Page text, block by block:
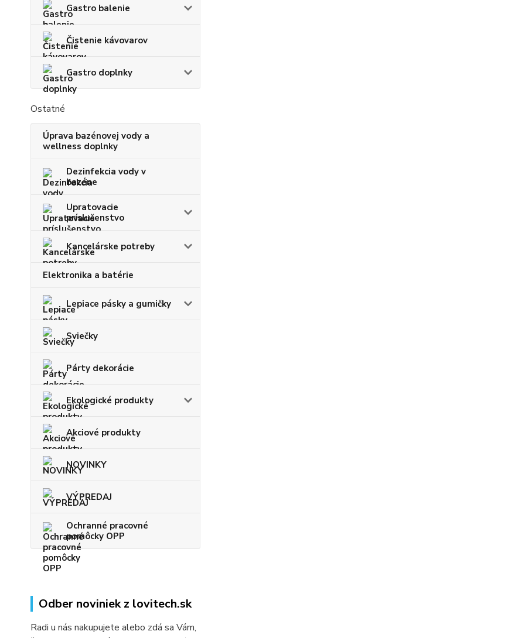
Gastro balenie
Čistenie kávovarov
Gastro doplnky
Ostatné
Úprava bazénovej vody a
wellness doplnky
Dezinfekcia vody v
bazéne
Upratovacie
príslušenstvo
Kancelárske potreby
Elektronika a batérie
Lepiace pásky a gumičky
Sviečky
Párty dekorácie
Ekologické produkty
Akciové produkty
NOVINKY
VÝPREDAJ
Ochranné pracovné
pomôcky OPP
Odber noviniek z lovitech.sk
Radi u nás nakupujete alebo zdá sa Vám,